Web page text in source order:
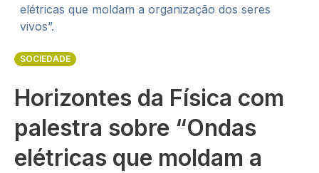
elétricas que moldam a organização dos seres
vivos”.
SOCIEDADE
Horizontes da Física com
palestra sobre “Ondas
elétricas que moldam a